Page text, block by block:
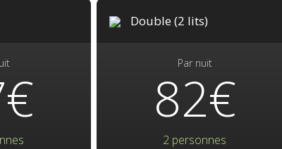
Double (2 lits)
Par nuit
82€
2 personnes